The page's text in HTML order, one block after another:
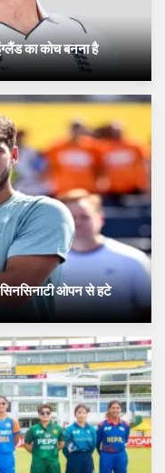
का कोच बनना है
ओपन से हटे